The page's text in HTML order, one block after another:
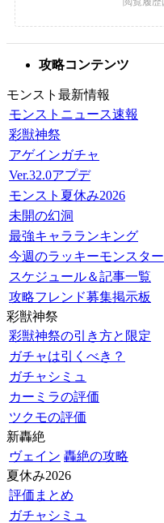
攻略コンテンツ
モンスト最新情報
モンストニュース速報
彩獣神祭
アゲインガチャ
Ver.32.0アプデ
モンスト夏休み2026
未開の幻洞
最強キャラランキング
今週のラッキーモンスター
スケジュール＆記事一覧
攻略フレンド募集掲示板
彩獣神祭
彩獣神祭の引き方と限定
ガチャは引くべき？
ガチャシミュ
カーミラの評価
ツクモの評価
新轟絶
ヴェイン 轟絶の攻略
夏休み2026
評価まとめ
ガチャシミュ